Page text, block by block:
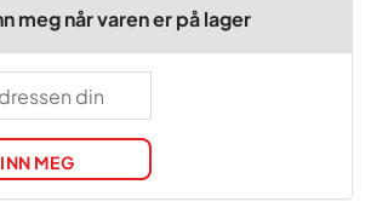
meg når varen er på lager
MEG